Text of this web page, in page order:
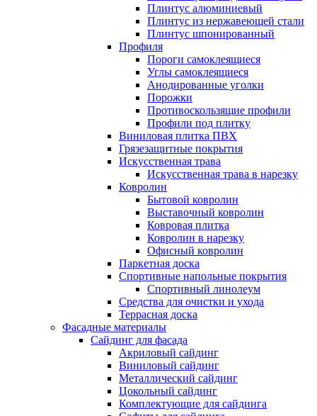
Плинтус алюминиевый
Плинтус из нержавеющей стали
Плинтус шпонированный
Профиля
Пороги самоклеящиеся
Углы самоклеящиеся
Анодированные уголки
Порожки
Противоскользящие профили
Профили под плитку
Виниловая плитка ПВХ
Грязезащитные покрытия
Искусственная трава
Искусственная трава в нарезку
Ковролин
Бытовой ковролин
Выставочный ковролин
Ковровая плитка
Ковролин в нарезку
Офисный ковролин
Паркетная доска
Спортивные напольные покрытия
Спортивный линолеум
Средства для очистки и ухода
Террасная доска
Фасадные материалы
Сайдинг для фасада
Акриловый сайдинг
Виниловый сайдинг
Металлический сайдинг
Цокольный сайдинг
Комплектующие для сайдинга